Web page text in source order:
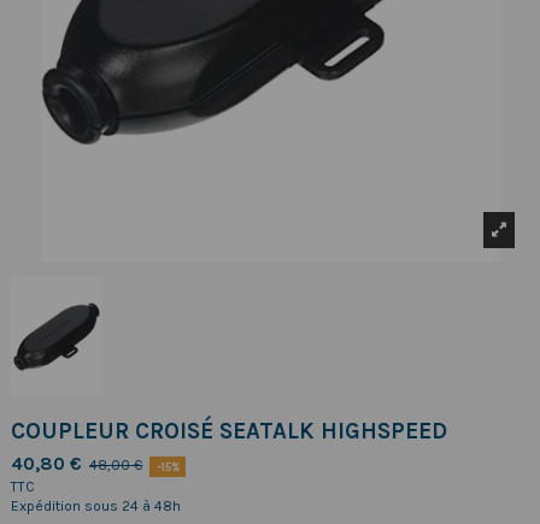
COUPLEUR CROISÉ SEATALK HIGHSPEED
40,80 € 48,00 € -15%
TTC
Expédition sous 24 à 48h